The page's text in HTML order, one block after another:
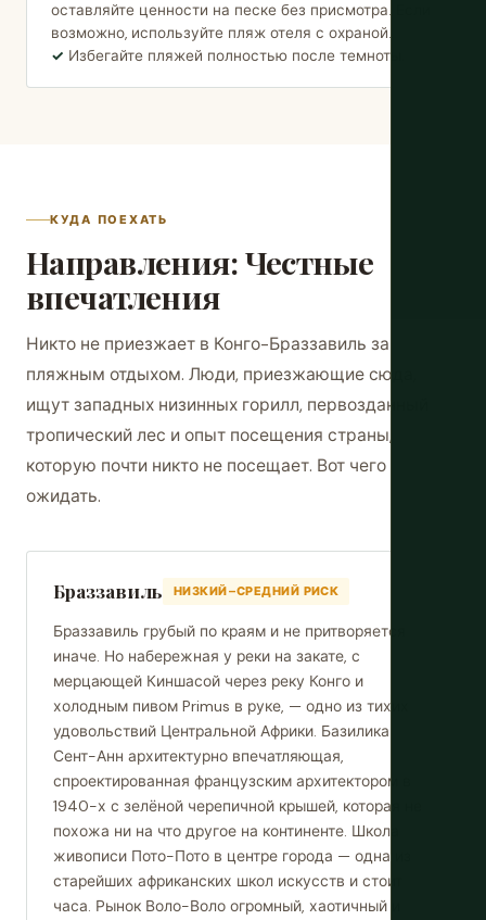
оставляйте ценности на песке без присмотра. Если
возможно, используйте пляж отеля с охраной.
Избегайте пляжей полностью после темноты.
КУДА ПОЕХАТЬ
Направления: Честные
впечатления
Никто не приезжает в Конго-Браззавиль за
пляжным отдыхом. Люди, приезжающие сюда,
ищут западных низинных горилл, первозданный
тропический лес и опыт посещения страны,
которую почти никто не посещает. Вот чего
ожидать.
Браззавиль НИЗКИЙ–СРЕДНИЙ РИСК
Браззавиль грубый по краям и не притворяется
иначе. Но набережная у реки на закате, с
мерцающей Киншасой через реку Конго и
холодным пивом Primus в руке, — одно из тихих
удовольствий Центральной Африки. Базилика
Сент-Анн архитектурно впечатляющая,
спроектированная французским архитектором в
1940-х с зелёной черепичной крышей, которая не
похожа ни на что другое на континенте. Школа
живописи Пото-Пото в центре города — одна из
старейших африканских школ искусств и стоит
часа. Рынок Воло-Воло огромный, хаотичный и